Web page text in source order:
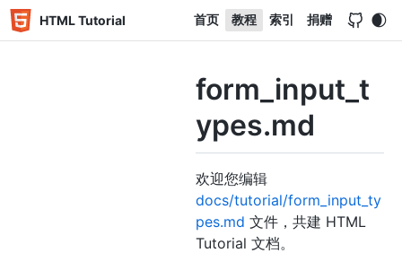
HTML Tutorial 首页 教程 索引 捐赠
form_input_t
ypes.md
欢迎您编辑
docs/tutorial/form_input_ty
pes.md 文件，共建 HTML
Tutorial 文档。